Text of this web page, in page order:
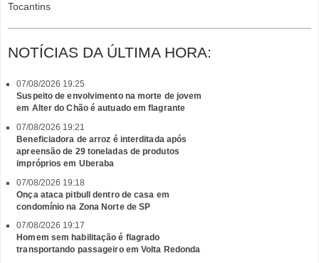
Tocantins
NOTÍCIAS DA ÚLTIMA HORA:
07/08/2026 19:25
Suspeito de envolvimento na morte de jovem
em Alter do Chão é autuado em flagrante
07/08/2026 19:21
Beneficiadora de arroz é interditada após
apreensão de 29 toneladas de produtos
impróprios em Uberaba
07/08/2026 19:18
Onça ataca pitbull dentro de casa em
condomínio na Zona Norte de SP
07/08/2026 19:17
Homem sem habilitação é flagrado
transportando passageiro em Volta Redonda